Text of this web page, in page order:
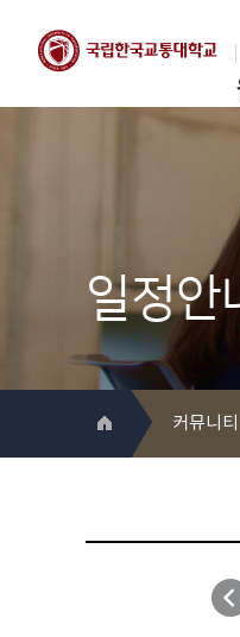
한국교통대학
대학일자
일정안
커뮤니티
취업성공
창업지원